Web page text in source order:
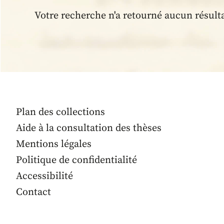
Votre recherche n'a retourné aucun
Plan des collections
Aide à la consultation des thèses
Mentions légales
Politique de confidentialité
Accessibilité
Contact